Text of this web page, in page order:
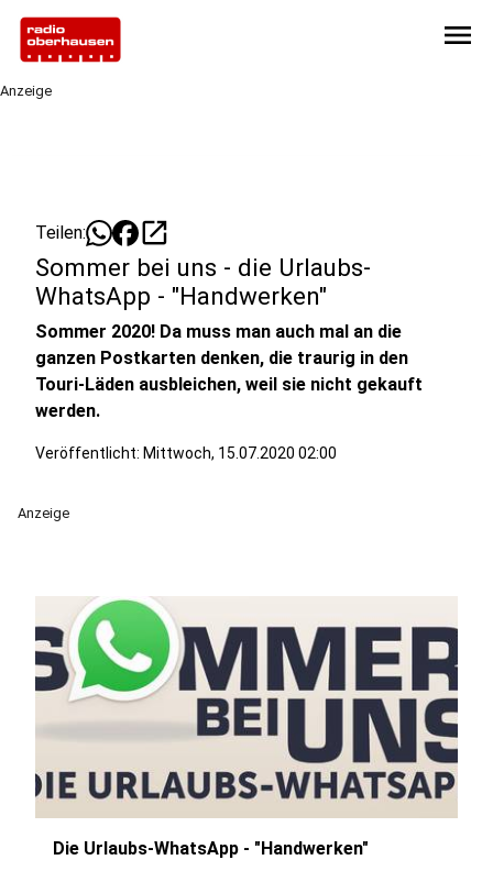
menu
Anzeige
Teilen: open_in_new
Sommer bei uns - die Urlaubs-
WhatsApp - "Handwerken"
Sommer 2020! Da muss man auch mal an die
ganzen Postkarten denken, die traurig in den
Touri-Läden ausbleichen, weil sie nicht gekauft
werden.
Veröffentlicht: Mittwoch, 15.07.2020 02:00
Anzeige
Die Urlaubs-WhatsApp - "Handwerken"